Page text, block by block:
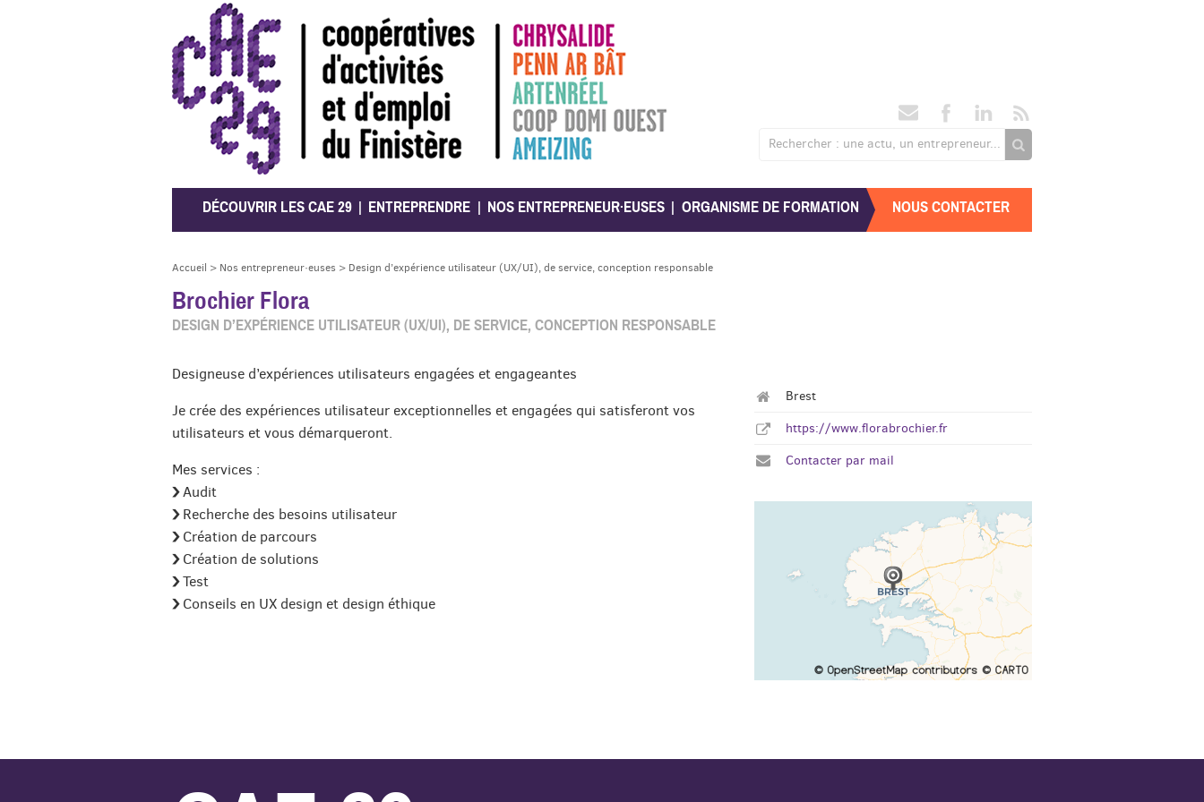
CAE 29
Rechercher : une actu, un entrepreneur...
DÉCOUVRIR LES CAE 29 ENTREPRENDRE NOS ENTREPRENEUR·EUSES ORGANISME DE FORMATION NOUS CONTACTER
Accueil > Nos entrepreneur·euses > Design d’expérience utilisateur (UX/UI), de service, conception responsable
Brochier Flora
DESIGN D’EXPÉRIENCE UTILISATEUR (UX/UI), DE SERVICE, CONCEPTION RESPONSABLE
Designeuse d’expériences utilisateurs engagées et engageantes
Je crée des expériences utilisateur exceptionnelles et engagées qui satisferont vos
utilisateurs et vous démarqueront.
Mes services :
Audit
Recherche des besoins utilisateur
Création de parcours
Création de solutions
Test
Conseils en UX design et design éthique
Brest
https://www.florabrochier.fr
Contacter par mail